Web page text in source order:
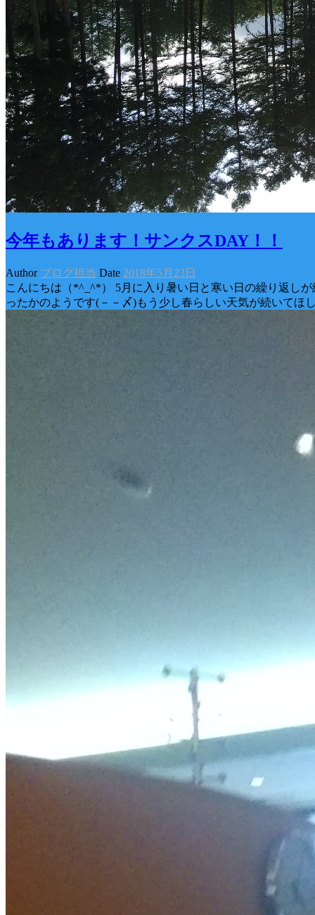
今年もあります！サンクスDAY！！
Author ブログ担当 Date 2018年5月23日
こんにちは（*^_^*） 5月に入り暑い日と寒い日の繰り返し
ったかのようです(－－〆)もう少し春らしい天気が続いてほ